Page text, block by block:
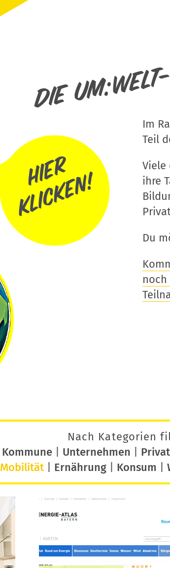
Die
Im
Teil
Viele
ihre
Du
Nach Kategorien
Kommune| Unternehmen
Mobilität Ernährung Konsum